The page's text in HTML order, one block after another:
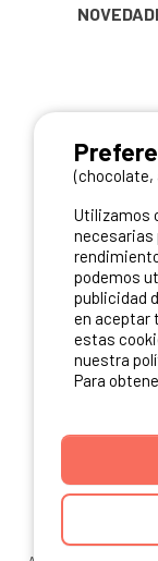
(chocolate,
Utilizamos
necesarias
podemos
publicidad
en aceptar
estas
nuestra
Para